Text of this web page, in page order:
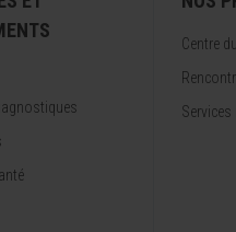
Centre